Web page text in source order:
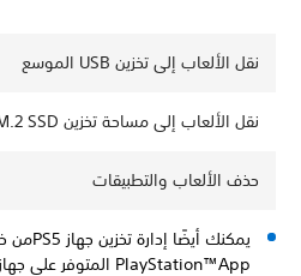
نقل الألعاب إلى تخزين USB الموسع
نقل الألعاب إلى مساحة تخزين M.2 SSD
حذف الألعاب والتطبيقات
PlayStation™App المتوفر على جهاز iOS أو Android الخاص بك.